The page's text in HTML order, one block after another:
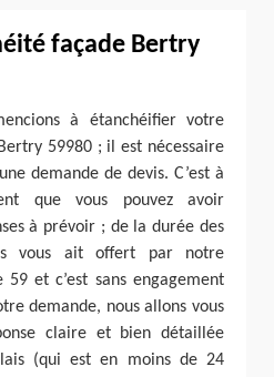
façade Bertry
à étanchéifier votre
59980 ; il est nécessaire
demande de devis. C’est à
que vous pouvez avoir
à prévoir ; de la durée des
vous ait offert par notre
et c’est sans engagement
demande, nous allons vous
claire et bien détaillée
(qui est en moins de 24